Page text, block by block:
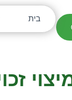
בית